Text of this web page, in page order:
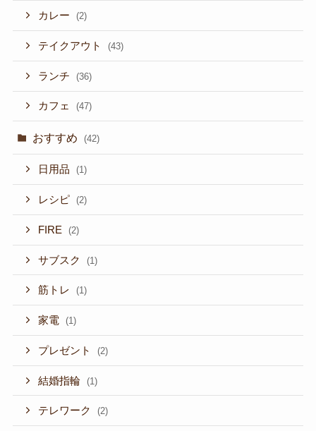
カレー (2)
テイクアウト (43)
ランチ (36)
カフェ (47)
おすすめ (42)
日用品 (1)
レシピ (2)
FIRE (2)
サブスク (1)
筋トレ (1)
家電 (1)
プレゼント (2)
結婚指輪 (1)
テレワーク (2)